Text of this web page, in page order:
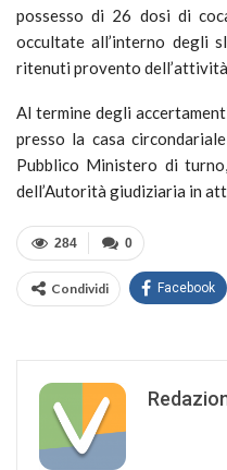
possesso di 26 dosi di
occultate all’interno degli
ritenuti provento
Al termine degli
presso la casa
Pubblico Ministero di
dell’Autorità giudiziaria in
0
284
Condividi Facebook